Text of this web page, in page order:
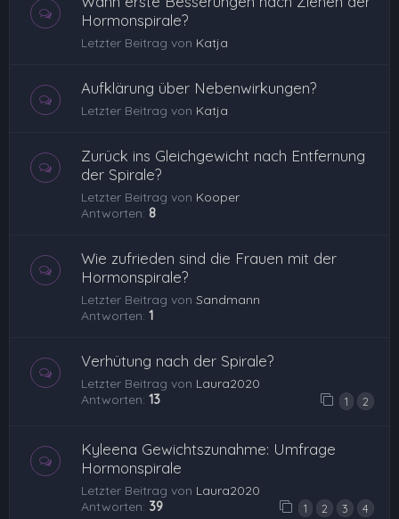
Hormonspirale?
Letzter Beitrag von Katja
Aufklärung über Nebenwirkungen?
Letzter Beitrag von Katja
Zurück ins Gleichgewicht nach Entfernung
der Spirale?
Letzter Beitrag von Kooper
Antworten: 8
Wie zufrieden sind die Frauen mit der
Hormonspirale?
Letzter Beitrag von Sandmann
Antworten: 1
Verhütung nach der Spirale?
Letzter Beitrag von Laura2020
Antworten: 13 1 2
Kyleena Gewichtszunahme: Umfrage
Hormonspirale
Letzter Beitrag von Laura2020
Antworten: 39 1 2 3 4